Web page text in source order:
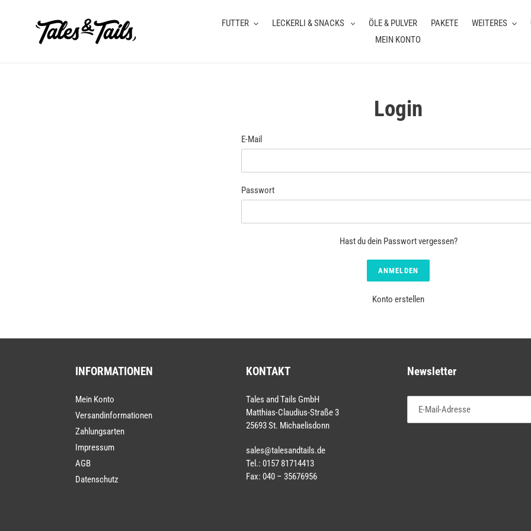
FUTTER LECKERLI & SNACKS ÖLE & PULVER PAKETE WEITERES
MEIN KONTO
Login
E-Mail
Passwort
Hast du dein Passwort vergessen?
Konto erstellen
INFORMATIONEN
Mein Konto
Versandinformationen
Zahlungsarten
Impressum
AGB
Datenschutz
KONTAKT
Tales and Tails GmbH
Matthias-Claudius-Straße 3
25693 St. Michaelisdonn
sales@talesandtails.de
Tel.: 0157 81714413
Fax: 040 – 35676956
Newsletter